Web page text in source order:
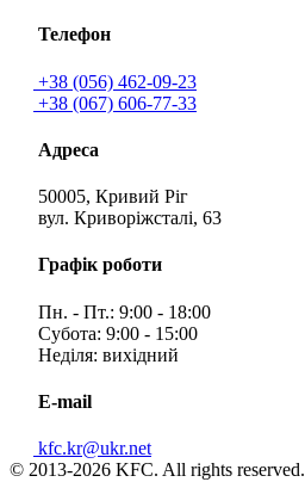
Телефон
+38 (056) 462-09-23
+38 (067) 606-77-33
Адреса
50005, Кривий Ріг
вул. Криворіжсталі, 63
Графік роботи
Пн. - Пт.: 9:00 - 18:00
Субота: 9:00 - 15:00
Неділя: вихідний
E-mail
kfc.kr@ukr.net
© 2013-2026 KFC. All rights reserved.